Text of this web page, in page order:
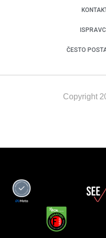
ČESTO
Copyright